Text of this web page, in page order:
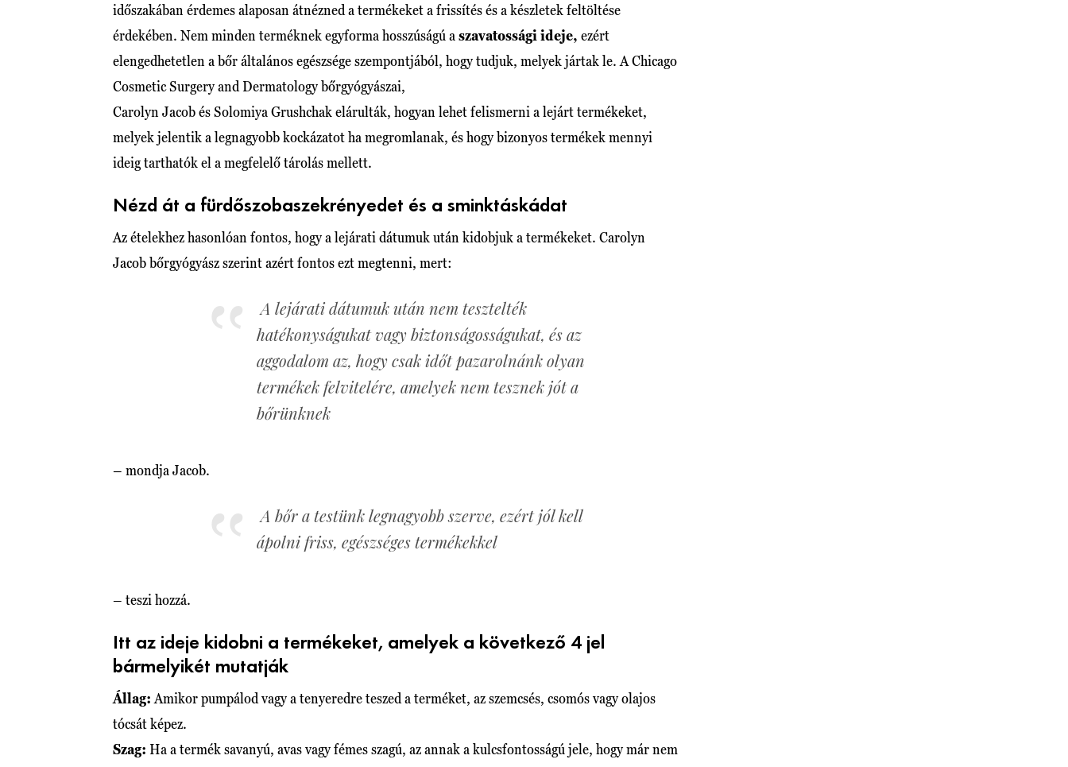
időszakában érdemes alaposan átnézned a termékeket a frissítés és a készletek feltöltése
érdekében. Nem minden terméknek egyforma hosszúságú a szavatossági ideje, ezért
elengedhetetlen a bőr általános egészsége szempontjából, hogy tudjuk, melyek jártak le. A Chicago
Cosmetic Surgery and Dermatology bőrgyógyászai,
Carolyn Jacob és Solomiya Grushchak elárulták, hogyan lehet felismerni a lejárt termékeket,
melyek jelentik a legnagyobb kockázatot ha megromlanak, és hogy bizonyos termékek mennyi
ideig tarthatók el a megfelelő tárolás mellett.
Nézd át a fürdőszobaszekrényedet és a sminktáskádat
Az ételekhez hasonlóan fontos, hogy a lejárati dátumuk után kidobjuk a termékeket. Carolyn
Jacob bőrgyógyász szerint azért fontos ezt megtenni, mert:
A lejárati dátumuk után nem tesztelték
hatékonyságukat vagy biztonságosságukat, és az
aggodalom az, hogy csak időt pazarolnánk olyan
termékek felvitelére, amelyek nem tesznek jót a
bőrünknek
– mondja Jacob.
A bőr a testünk legnagyobb szerve, ezért jól kell
ápolni friss, egészséges termékekkel
– teszi hozzá.
Itt az ideje kidobni a termékeket, amelyek a következő 4 jel
bármelyikét mutatják
Állag: Amikor pumpálod vagy a tenyeredre teszed a terméket, az szemcsés, csomós vagy olajos
tócsát képez.
Szag: Ha a termék savanyú, avas vagy fémes szagú, az annak a kulcsfontosságú jele, hogy már nem